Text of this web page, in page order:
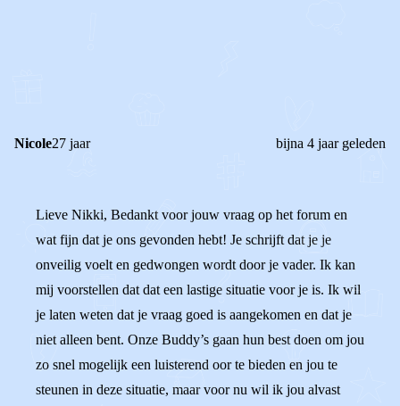
Nicole27 jaar bijna 4 jaar geleden
Lieve Nikki, Bedankt voor jouw vraag op het forum en
wat fijn dat je ons gevonden hebt! Je schrijft dat je je
onveilig voelt en gedwongen wordt door je vader. Ik kan
mij voorstellen dat dat een lastige situatie voor je is. Ik wil
je laten weten dat je vraag goed is aangekomen en dat je
niet alleen bent. Onze Buddy’s gaan hun best doen om jou
zo snel mogelijk een luisterend oor te bieden en jou te
steunen in deze situatie, maar voor nu wil ik jou alvast